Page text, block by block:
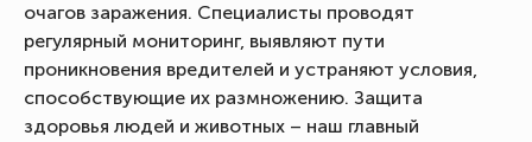
очагов заражения. Специалисты проводят
регулярный мониторинг, выявляют пути
проникновения вредителей и устраняют условия,
способствующие их размножению. Защита
здоровья людей и животных – наш главный